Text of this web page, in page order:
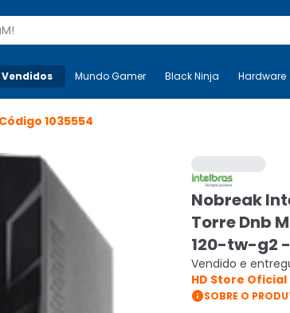
Mais-v- Mundo Gamer Black Ninja
Mundo Gamer Black Ninja Hardware
1035554
Nobreak
Torre Dnb
120-tw-g2 -
Vendido e
HD Store Oficial
SOBRE O